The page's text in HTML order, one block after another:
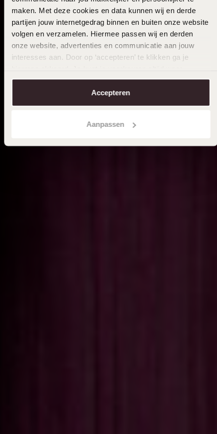
maken. Met deze cookies en data kunnen wij en derde
partijen jouw internetgedrag binnen en buiten onze website
volgen en verzamelen. Hiermee passen wij en derden
onze website, advertenties en communicatie aan jouw
interesses aan. Door op ‘accepteren’ te klikken ga je
aanpassen. Lees er meer over in onscookiebeleid.
Accepteren
Aanpassen